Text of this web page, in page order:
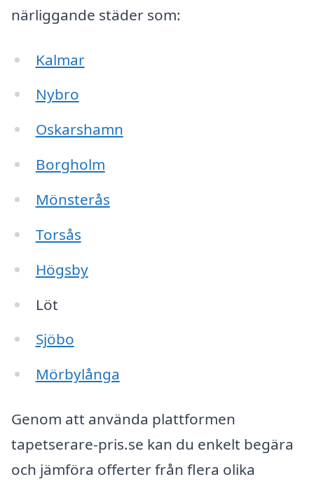
närliggande städer som:
Kalmar
Nybro
Oskarshamn
Borgholm
Mönsterås
Torsås
Högsby
Löt
Sjöbo
Mörbylånga
Genom att använda plattformen
tapetserare-pris.se kan du enkelt begära
och jämföra offerter från flera olika